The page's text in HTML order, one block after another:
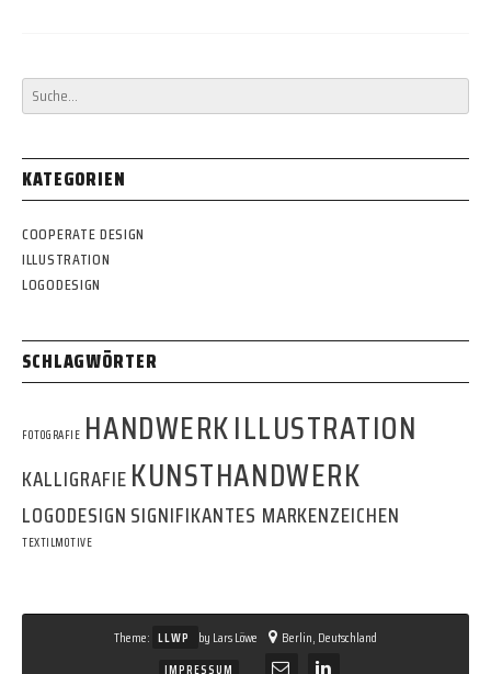
KATEGORIEN
COOPERATE DESIGN
ILLUSTRATION
LOGODESIGN
SCHLAGWÖRTER
FOTOGRAFIE HANDWERKILLUSTRATION
KALLIGRAFIE KUNSTHANDWERK
LOGODESIGN SIGNIFIKANTES MARKENZEICHEN
TEXTILMOTIVE
Theme: LLWP by Lars Löwe Berlin, Deutschland